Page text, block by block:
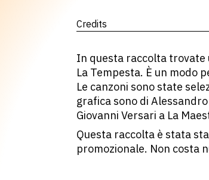
Credits
In questa raccolta trovate
La Tempesta. È un modo
Le canzoni sono state
grafica sono di
Giovanni Versari a La
Questa raccolta è stata
promozionale. Non costa